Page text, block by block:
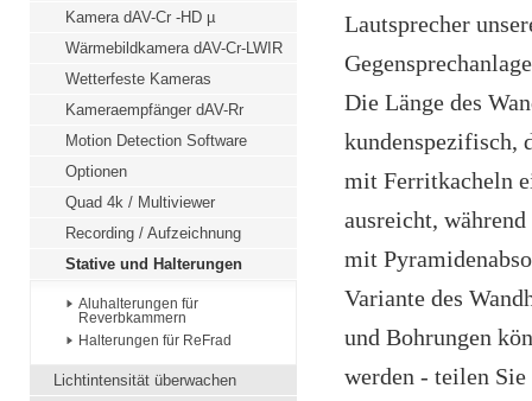
Kamera dAV-Cr -HD µ
Wärmebildkamera dAV-Cr-LWIR
Wetterfeste Kameras
Kameraempfänger dAV-Rr
Motion Detection Software
Optionen
Quad 4k / Multiviewer
Recording / Aufzeichnung
Stative und Halterungen
Aluhalterungen für
Reverbkammern
Halterungen für ReFrad
Lichtintensität überwachen
Lautsprecher
Die Länge des
kundenspezifisch,
mit Ferritkacheln
ausreicht,
mit
Variante des
und Bohrungen
werden - teilen